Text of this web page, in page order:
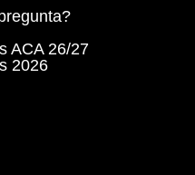
ACA 26/27
2026